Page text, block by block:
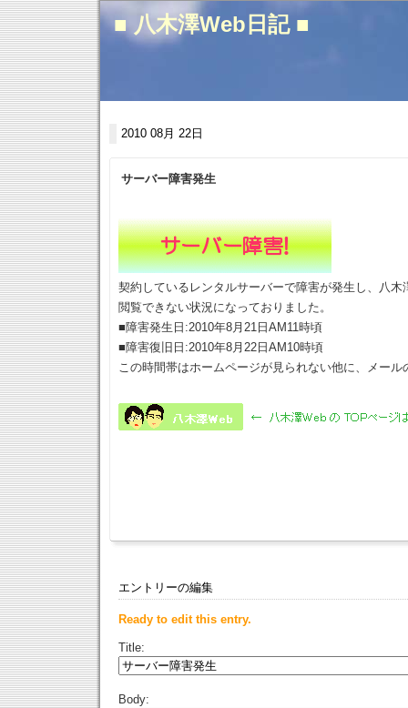
■ 八木澤Web日記 ■
2010 08月 22日
サーバー障害発生
契約しているレンタルサーバーで障害が発生し、八木
閲覧できない状況になっておりました。
■障害発生日:2010年8月21日AM11時頃
■障害復旧日:2010年8月22日AM10時頃
この時間帯はホームページが見られない他に、メー
エントリーの編集
Ready to edit this entry.
Title:
Body: